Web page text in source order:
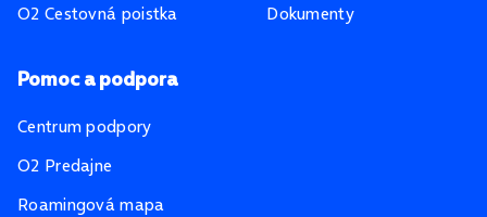
O2 Cestovná poistka
Dokumenty
Pomoc a podpora
Centrum podpory
O2 Predajne
Roamingová mapa